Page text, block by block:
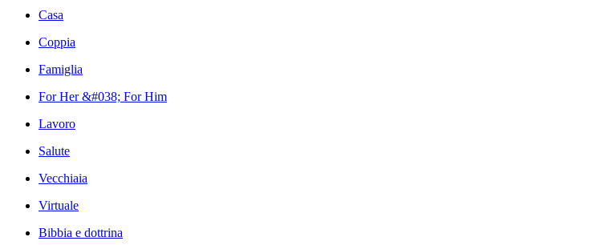
Casa
Coppia
Famiglia
For Her &#038; For Him
Lavoro
Salute
Vecchiaia
Virtuale
Bibbia e dottrina